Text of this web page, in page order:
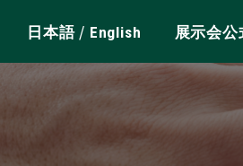
日本語/ English 展示会公